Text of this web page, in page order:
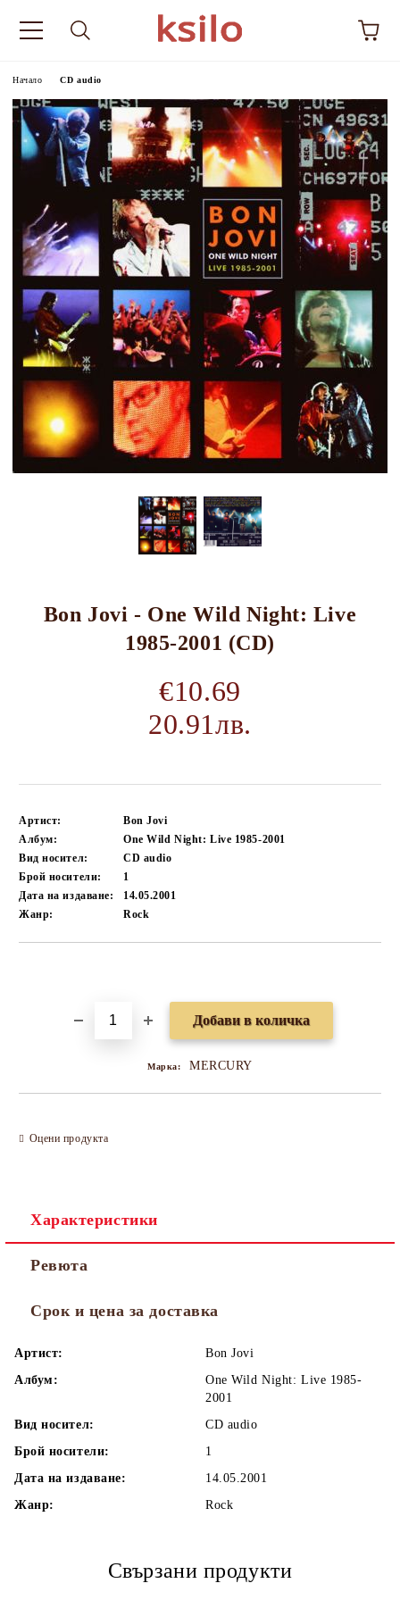
Начало CD audio
Bon Jovi - One Wild Night: Live
1985-2001 (CD)
€10.69
20.91лв.
Артист:
Bon Jovi
Албум:
One Wild Night: Live 1985-2001
Вид носител:
CD audio
Брой носители:
1
Дата на издаване:
14.05.2001
Жанр:
Rock
Марка: MERCURY
Оцени продукта
Характеристики
Ревюта
Срок и цена за доставка
Артист:
Bon Jovi
Албум:
One Wild Night: Live 1985-
2001
Вид носител:
CD audio
Брой носители:
1
Дата на издаване:
14.05.2001
Жанр:
Rock
Свързани продукти